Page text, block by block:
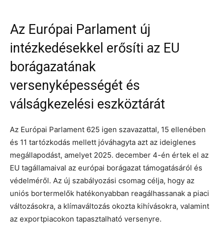
Az Európai Parlament új
intézkedésekkel erősíti az EU
borágazatának
versenyképességét és
válságkezelési eszköztárát
Az Európai Parlament 625 igen szavazattal, 15 ellenében
és 11 tartózkodás mellett jóváhagyta azt az ideiglenes
megállapodást, amelyet 2025. december 4-én értek el az
EU tagállamaival az európai borágazat támogatásáról és
védelméről. Az új szabályozási csomag célja, hogy az
uniós bortermelők hatékonyabban reagálhassanak a piaci
változásokra, a klímaváltozás okozta kihívásokra, valamint
az exportpiacokon tapasztalható versenyre.